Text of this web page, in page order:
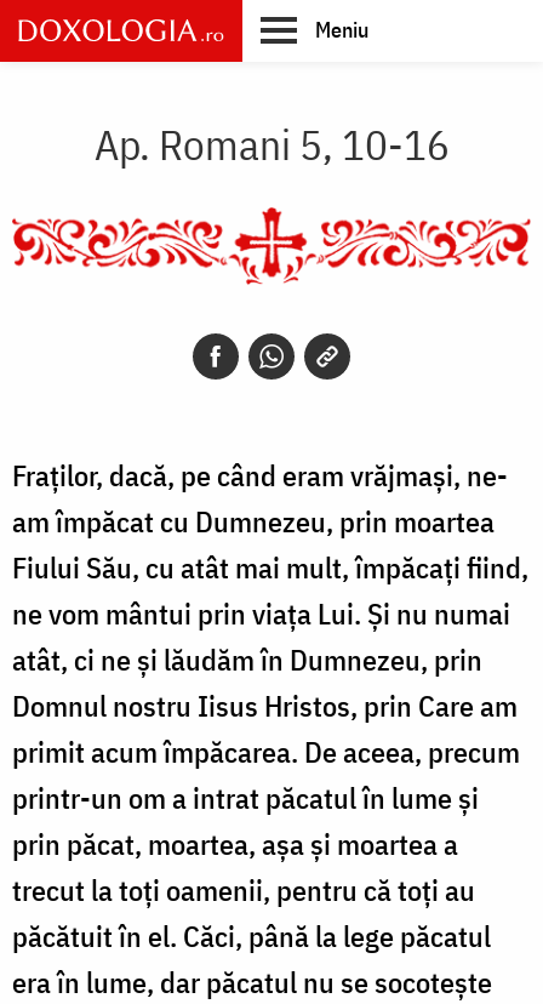
Skip
to
main
Meniu
Ap. Romani 5, 10-16
Fraților, dacă, pe când eram vrăjmași, ne-
am împăcat cu Dumnezeu, prin moartea
Fiului Său, cu atât mai mult, împăcați fiind,
ne vom mântui prin viața Lui. Și nu numai
atât, ci ne și lăudăm în Dumnezeu, prin
Domnul nostru Iisus Hristos, prin Care am
primit acum împăcarea. De aceea, precum
printr-un om a intrat păcatul în lume și
prin păcat, moartea, așa și moartea a
trecut la toți oamenii, pentru că toți au
păcătuit în el. Căci, până la lege păcatul
era în lume, dar păcatul nu se socotește